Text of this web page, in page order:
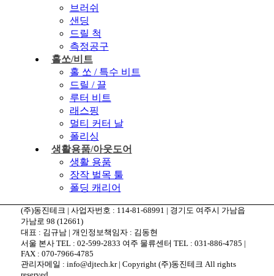
브러쉬
샌딩
드릴 척
측정공구
홀쏘/비트
홀 쏘 / 특수 비트
드릴 / 끌
루터 비트
래스핑
멀티 커터 날
폴리싱
생활용품/아웃도어
생활 용품
장작 벌목 툴
폴딩 캐리어
(주)동진테크 | 사업자번호 : 114-81-68991 | 경기도 여주시 가남읍
가남로 98 (12661)
대표 : 김규남 | 개인정보책임자 : 김동현
서울 본사 TEL : 02-599-2833 여주 물류센터 TEL : 031-886-4785 |
FAX : 070-7966-4785
관리자메일 : info@djtech.kr | Copyright (주)동진테크 All rights